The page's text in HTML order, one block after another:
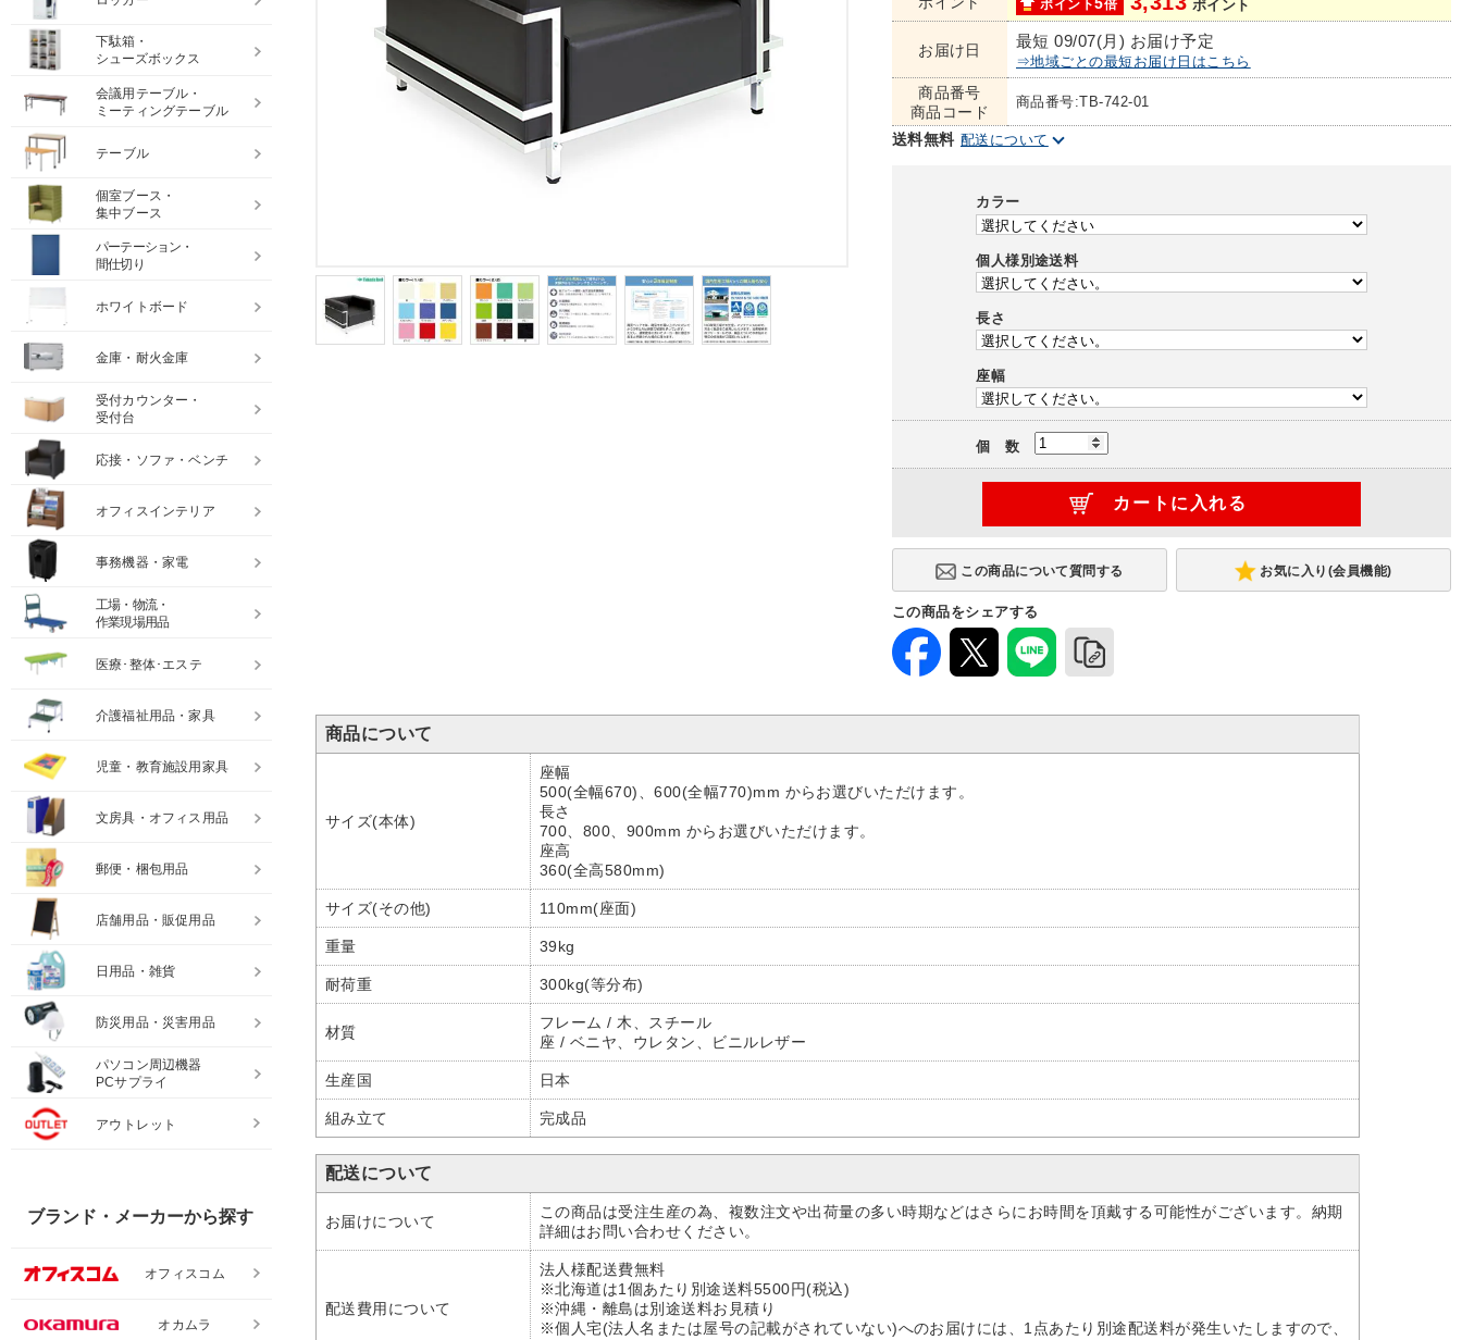
ポイント5倍 ポイント
お届け日 最短 09/07(月) お届け予定
⇒地域ごとの最短お届け日はこちら
商品番号
商品コード
商品番号:TB-742-01
送料無料 配送について
カラー
個人様別途送料
長さ
座幅
個 数
お気に入り(会員機能)
この商品をシェアする
商品について
サイズ(本体)
座幅
500(全幅670)、600(全幅770)mm からお選びいただけます。
長さ
700、800、900mm からお選びいただけます。
座高
360(全高580mm)
サイズ(その他) 110mm(座面)
重量 39kg
耐荷重 300kg(等分布)
材質
フレーム / 木、スチール
座 / ベニヤ、ウレタン、ビニルレザー
生産国 日本
組み立て 完成品
配送について
お届けについて
この商品は受注生産の為、複数注文や出荷量の多い時期などはさらにお時間を頂戴する可能性がございます。納期
詳細はお問い合わせください。
配送費用について
法人様配送費無料
※北海道は1個あたり別途送料5500円(税込)
※沖縄・離島は別途送料お見積り
※個人宅(法人名または屋号の記載がされていない)へのお届けには、1点あたり別途配送料が発生いたしますので、
下駄箱・
シューズボックス
会議用テーブル・
ミーティングテーブル
テーブル
個室ブース・
集中ブース
パーテーション・
間仕切り
ホワイトボード
金庫・耐火金庫
受付カウンター・
受付台
応接・ソファ・ベンチ
オフィスインテリア
事務機器・家電
工場・物流・
作業現場用品
医療･整体･エステ
介護福祉用品・家具
児童・教育施設用家具
文房具・オフィス用品
郵便・梱包用品
店舗用品・販促用品
日用品・雑貨
防災用品・災害用品
パソコン周辺機器
PCサプライ
アウトレット
ブランド・メーカーから探す
オフィスコム
オカムラ